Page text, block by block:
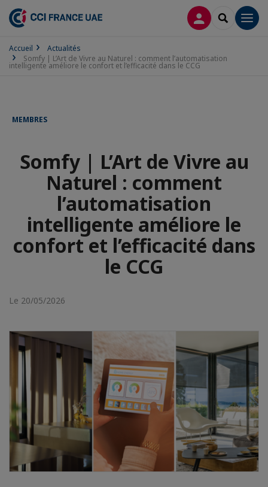
CONNEXION
Accueil
Actualités
Somfy | L’Art de Vivre au Naturel : comment l’automatisation
intelligente améliore le confort et l’efficacité dans le CCG
MEMBRES
Somfy | L’Art de Vivre au
Naturel : comment
l’automatisation
intelligente améliore le
confort et l’efficacité dans
le CCG
Le 20/05/2026